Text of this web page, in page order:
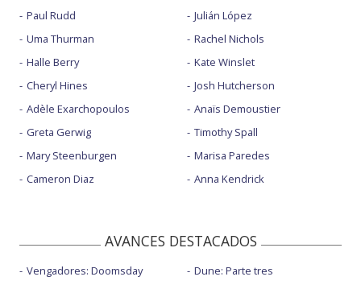
Paul Rudd
Uma Thurman
Halle Berry
Cheryl Hines
Adèle Exarchopoulos
Greta Gerwig
Mary Steenburgen
Cameron Diaz
Julián López
Rachel Nichols
Kate Winslet
Josh Hutcherson
Anaïs Demoustier
Timothy Spall
Marisa Paredes
Anna Kendrick
AVANCES DESTACADOS
Vengadores: Doomsday
Dune: Parte tres